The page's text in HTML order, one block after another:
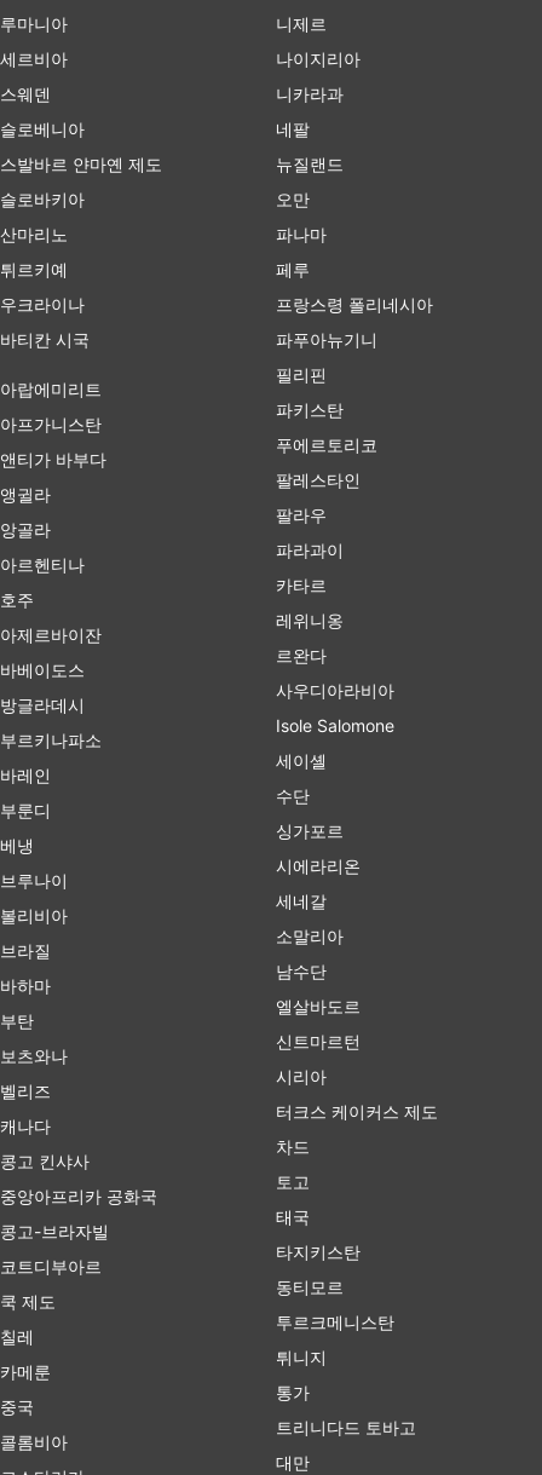
루마니아
세르비아
스웨덴
슬로베니아
스발바르 얀마옌 제도
슬로바키아
산마리노
튀르키예
우크라이나
바티칸 시국
아랍에미리트
아프가니스탄
앤티가 바부다
앵귈라
앙골라
아르헨티나
호주
아제르바이잔
바베이도스
방글라데시
부르키나파소
바레인
부룬디
베냉
브루나이
볼리비아
브라질
바하마
부탄
보츠와나
벨리즈
캐나다
콩고 킨샤사
중앙아프리카 공화국
콩고-브라자빌
코트디부아르
쿡 제도
칠레
카메룬
중국
콜롬비아
니제르
나이지리아
니카라과
네팔
뉴질랜드
오만
파나마
페루
프랑스령 폴리네시아
파푸아뉴기니
필리핀
파키스탄
푸에르토리코
팔레스타인
팔라우
파라과이
카타르
레위니옹
르완다
사우디아라비아
Isole Salomone
세이셸
수단
싱가포르
시에라리온
세네갈
소말리아
남수단
엘살바도르
신트마르턴
시리아
터크스 케이커스 제도
차드
토고
태국
타지키스탄
동티모르
투르크메니스탄
튀니지
통가
트리니다드 토바고
대만